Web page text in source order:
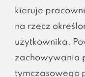
kieruje
na rzecz
użytkownika.
zachowywania
tymczasowego